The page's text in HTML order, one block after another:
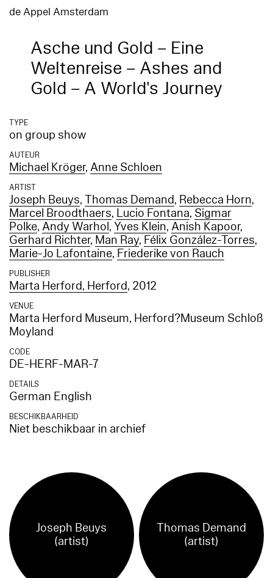
de Appel Amsterdam
Asche und Gold – Eine
Weltenreise – Ashes and
Gold – A World's Journey
TYPE
on group show
AUTEUR
Michael Kröger,Anne Schloen
ARTIST
Joseph Beuys,Thomas Demand, Rebecca Horn,
Marcel Broodthaers, Lucio Fontana, Sigmar
Polke,Andy Warhol,Yves Klein,Anish Kapoor,
Gerhard Richter, Man Ray, Félix González-Torres,
Marie-Jo Lafontaine, Friederike von Rauch
PUBLISHER
Marta Herford, Herford, 2012
VENUE
Marta Herford Museum, Herford?Museum Schloß
Moyland
CODE
DE-HERF-MAR-7
DETAILS
German English
BESCHIKBAARHEID
Niet beschikbaar in archief
Joseph Beuys
(artist)
Thomas Demand
(artist)